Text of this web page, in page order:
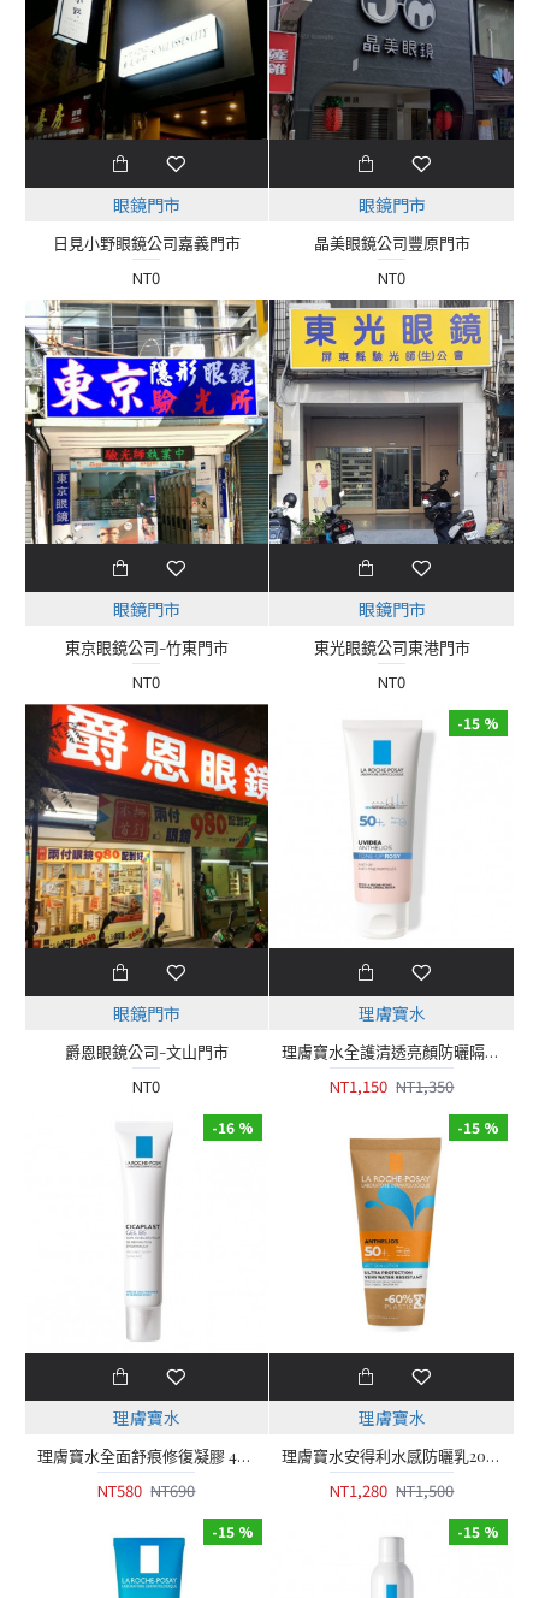
眼鏡門市
日見小野眼鏡公司嘉義門市
NT0
眼鏡門市
晶美眼鏡公司豐原門市
NT0
眼鏡門市
東京眼鏡公司-竹東門市
NT0
眼鏡門市
東光眼鏡公司東港門市
NT0
眼鏡門市
爵恩眼鏡公司-文山門市
NT0
-15 %
理膚寶水
理膚寶水全護清透亮顏防曬隔離乳UVA PRO 50ml (瑰蜜霜)
NT1,150 NT1,350
-16 %
理膚寶水
理膚寶水全面舒痕修復凝膠 40ml
NT580 NT690
-15 %
理膚寶水
理膚寶水安得利水感防曬乳200ml
NT1,280 NT1,500
-15 % -15 %